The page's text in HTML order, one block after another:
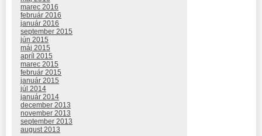
marec 2016
február 2016
január 2016
september 2015
jún 2015
máj 2015
apríl 2015
marec 2015
február 2015
január 2015
júl 2014
január 2014
december 2013
november 2013
september 2013
august 2013